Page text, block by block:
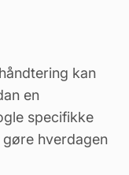
kan
en
specifikke
hverdagen